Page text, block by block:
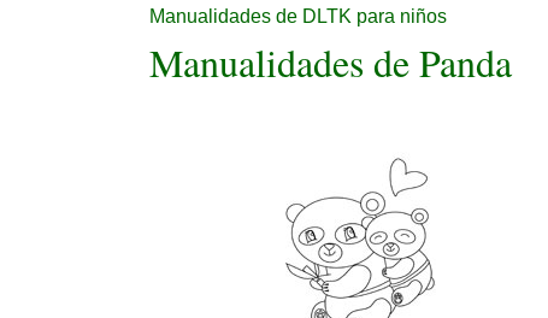
Manualidades de DLTK para niños
Manualidades de Panda